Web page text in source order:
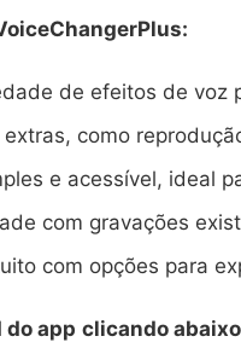
de efeitos de voz
extras, como
e acessível, ideal
com gravações
com opções para
do app clicando